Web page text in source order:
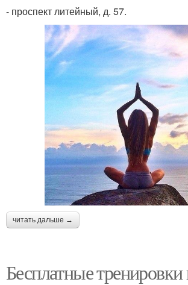
- проспект литейный, д. 57.
читать дальше →
Бесплатные